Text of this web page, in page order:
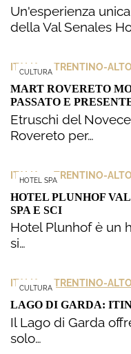
Un'esperienza
della Val Senales
CULTURA
ITALIA > TRENTINO-
MART ROVERETO
PASSATO E
Etruschi del
Rovereto per…
HOTEL SPA
ITALIA > TRENTINO-
HOTEL PLUNHOF
SPA E SCI
Hotel Plunhof è un
si…
CULTURA
ITALIA > TRENTINO-
LAGO DI GARDA:
Il Lago di Garda
solo…